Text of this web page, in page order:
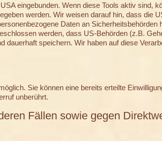
eingebunden. Wenn diese Tools aktiv sind,
werden. Wir weisen darauf hin, dass die
Daten an Sicherheitsbehörden
werden, dass US-Behörden (z.B.
speichern. Wir haben auf diese
Sie können eine bereits erteilte
unberührt.
Fällen sowie gegen